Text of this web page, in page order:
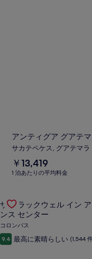
アンティグア グアテ
サカテペケス, グアテマラ
泊
あ
の
平
均
金
￥13,419
1 泊あたりの平均料金
Gallery
Carousel
ザ ブラックウェル イン
ンス センター
コロンバス
9.4 最高に素晴らしい (1,544